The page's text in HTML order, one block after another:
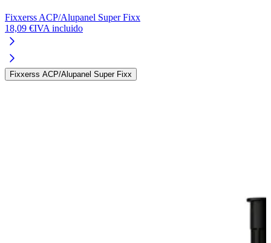
Fixxerss ACP/Alupanel Super Fixx
18,09 €IVA incluido
Fixxerss ACP/Alupanel Super Fixx